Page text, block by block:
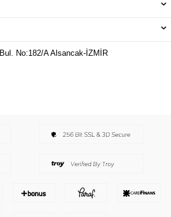
No:182/A Alsancak-İZMİR